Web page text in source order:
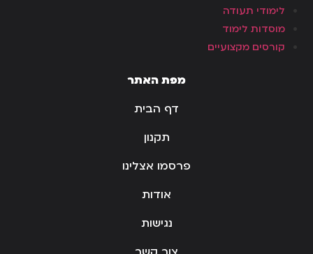
לימודי תעודה
מוסדות לימוד
קורסים מקצועיים
מפת האתר
דף הבית
תקנון
פרסמו אצלינו
אודות
נגישות